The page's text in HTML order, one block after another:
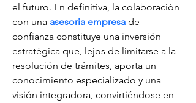
el futuro. En definitiva, la colaboración
con una asesoria empresa de
confianza constituye una inversión
estratégica que, lejos de limitarse a la
resolución de trámites, aporta un
conocimiento especializado y una
visión integradora, convirtiéndose en